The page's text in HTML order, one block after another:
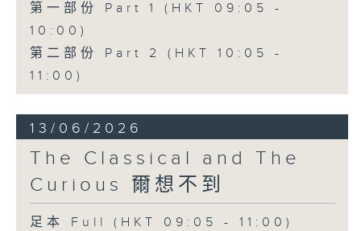
第一部份 Part 1 (HKT 09:05 -
10:00)
第二部份 Part 2 (HKT 10:05 -
11:00)
13/06/2026
The Classical and The
Curious 爾想不到
足本 Full (HKT 09:05 - 11:00)